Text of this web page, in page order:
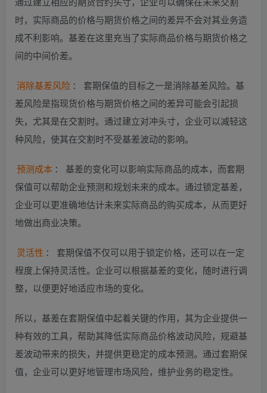
时，实际商品的价格与期货价格之间的差异不会对其业务造
成不利影响。基差在这里充当了实际商品价格与期货价格之
间的中间价差。
消除基差风险 ： 套期保值的目标之一是消除基差风险。基
差风险是指现货价格与期货价格之间的差异可能会引起损
失，尤其是在交割时。通过建立对冲头寸，企业可以减轻这
种风险，使其在交割时不受基差波动的影响。
预测成本 ： 基差的变化可以影响实际商品的成本，而套期
保值可以帮助企业预测和规划未来的成本。通过锁定基差，
企业可以更准确地估计未来实际商品的购买成本，从而更好
地做出商业决策。
灵活性 ： 套期保值不仅可以用于锁定价格，还可以在一定
程度上保持灵活性。企业可以根据基差的变化，随时进行调
整，以便更好地适应市场的变化。
所以，基差在套期保值中起着关键的作用，其为企业提供一
种有效的工具，帮助其降低实际商品价格波动风险，规避基
差波动带来的损失，并提供更稳定的成本预测。通过套期保
值，企业可以更好地管理市场风险，维护业务的稳定性。